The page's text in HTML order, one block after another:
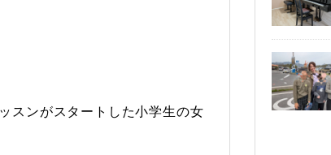
スンがスタートした小学生の女